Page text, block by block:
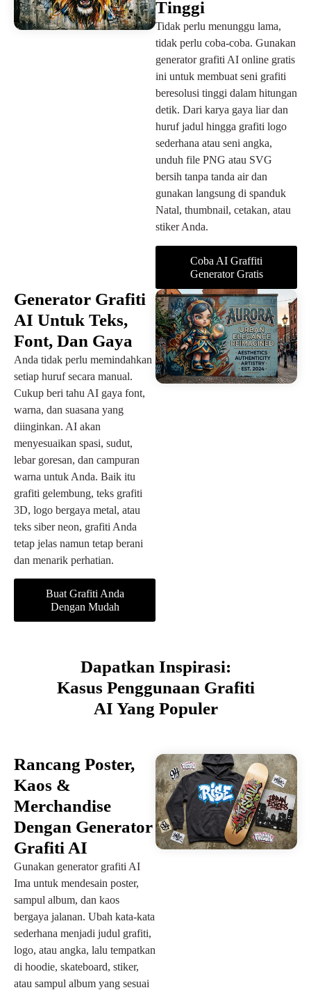
Tinggi
Tidak perlu menunggu lama,
tidak perlu coba-coba. Gunakan
generator grafiti AI online gratis
ini untuk membuat seni grafiti
beresolusi tinggi dalam hitungan
detik. Dari karya gaya liar dan
huruf jadul hingga grafiti logo
sederhana atau seni angka,
unduh file PNG atau SVG
bersih tanpa tanda air dan
gunakan langsung di spanduk
Natal, thumbnail, cetakan, atau
stiker Anda.
Coba AI Graffiti
Generator Gratis
Generator Grafiti
AI Untuk Teks,
Font, Dan Gaya
Anda tidak perlu memindahkan
setiap huruf secara manual.
Cukup beri tahu AI gaya font,
warna, dan suasana yang
diinginkan. AI akan
menyesuaikan spasi, sudut,
lebar goresan, dan campuran
warna untuk Anda. Baik itu
grafiti gelembung, teks grafiti
3D, logo bergaya metal, atau
teks siber neon, grafiti Anda
tetap jelas namun tetap berani
dan menarik perhatian.
Buat Grafiti Anda
Dengan Mudah
Dapatkan Inspirasi:
Kasus Penggunaan Grafiti
AI Yang Populer
Rancang Poster,
Kaos &
Merchandise
Dengan Generator
Grafiti AI
Gunakan generator grafiti AI
Ima untuk mendesain poster,
sampul album, dan kaos
bergaya jalanan. Ubah kata-kata
sederhana menjadi judul grafiti,
logo, atau angka, lalu tempatkan
di hoodie, skateboard, stiker,
atau sampul album yang sesuai